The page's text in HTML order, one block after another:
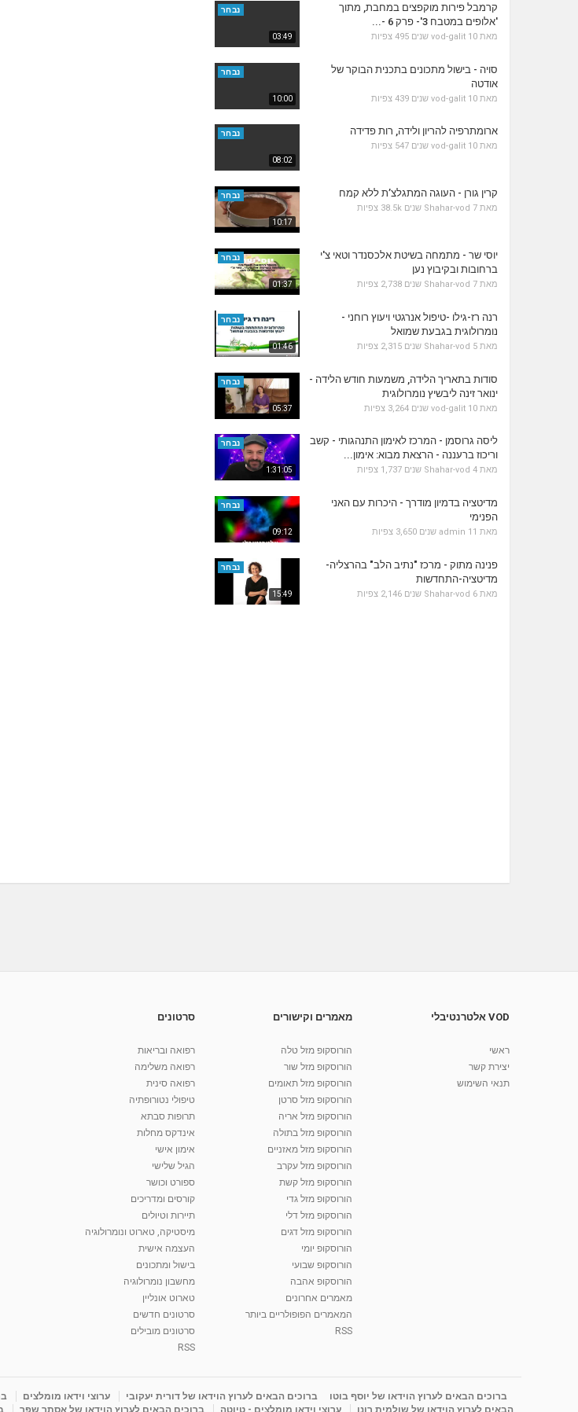
03:49
נבחר
קרמבל פירות מוקפצים במחבת, מתוך
'אלופים במטבח 3'- פרק 6 -...
מאת vod-galit 10 שנים 495 צפיות
10:00
נבחר
סויה - בישול מתכונים בתכנית הבוקר של
אודטה
מאת vod-galit 10 שנים 439 צפיות
08:02
נבחר ארומתרפיה להריון ולידה, רות פדידה
מאת vod-galit 10 שנים 547 צפיות
10:17
נבחר קרין גורן - העוגה המתגלצ’ת ללא קמח
מאת Shahar-vod 7 שנים 38.5k צפיות
01:37
נבחר
יוסי שר - מתמחה בשיטת אלכסנדר וטאי צ'י
ברחובות ובקיבוץ נען
מאת Shahar-vod 7 שנים 2,738 צפיות
01:46
נבחר
רנה רז-גילו -טיפול אנרגטי ויעוץ רוחני -
נומרולוגית בגבעת שמואל
מאת Shahar-vod 5 שנים 2,315 צפיות
05:37
נבחר
סודות בתאריך הלידה, משמעות חודש הלידה -
ינואר זינה ליבשיץ נומרולוגית
מאת vod-galit 10 שנים 3,264 צפיות
1:31:05
נבחר
ליסה גרוסמן - המרכז לאימון התנהגותי - קשב
וריכוז ברעננה - הרצאת מבוא: אימון...
מאת Shahar-vod 4 שנים 1,737 צפיות
09:12
נבחר
מדיטציה בדמיון מודרך - היכרות עם האני
הפנימי
מאת admin 11 שנים 3,650 צפיות
15:49
נבחר
פנינה מתוק - מרכז "נתיב הלב" בהרצליה-
מדיטציה-התחדשות
מאת Shahar-vod 6 שנים 2,146 צפיות
VOD אלטרנטיבלי
ראשי
יצירת קשר
תנאי השימוש
מאמרים וקישורים
הורוסקופ מזל טלה
הורוסקופ מזל שור
הורוסקופ מזל תאומים
הורוסקופ מזל סרטן
הורוסקופ מזל אריה
הורוסקופ מזל בתולה
הורוסקופ מזל מאזניים
הורוסקופ מזל עקרב
הורוסקופ מזל קשת
הורוסקופ מזל גדי
הורוסקופ מזל דלי
הורוסקופ מזל דגים
הורוסקופ יומי
הורוסקופ שבועי
הורוסקופ אהבה
מאמרים אחרונים
המאמרים הפופולריים ביותר
RSS
סרטונים
רפואה ובריאות
רפואה משלימה
רפואה סינית
טיפולי נטורופתיה
תרופות סבתא
אינדקס מחלות
אימון אישי
הגיל שלישי
ספורט וכושר
קורסים ומדריכים
תיירות וטיולים
מיסטיקה, טארוט ונומרולוגיה
העצמה אישית
בישול ומתכונים
מחשבון נומרולוגיה
טארוט אונליין
סרטונים חדשים
סרטונים מובילים
RSS
ברוכים הבאים לערוץ הוידאו של יוסף בוטו ברוכים הבאים לערוץ הוידאו של דורית יעקובי ערוצי וידאו מומלצים
הבאים לערוץ הוידאו של שולמית רונן
ערוצי וידאו מומלצים - טיוטה ברוכים הבאים לערוץ הוידאו של אסתר שפר